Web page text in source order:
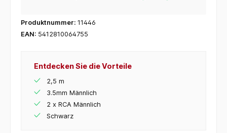
Produktnummer: 11446
EAN: 5412810064755
Entdecken Sie die Vorteile
2,5 m
3.5mm Männlich
2 x RCA Männlich
Schwarz